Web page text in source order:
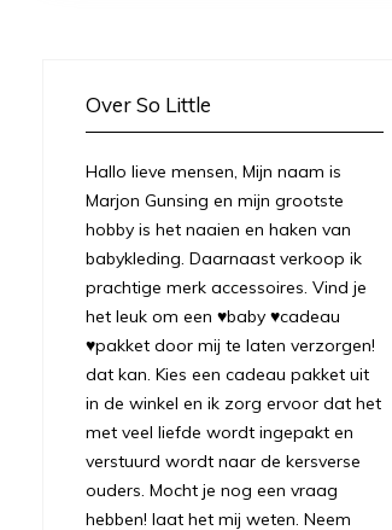
Over So Little
Hallo lieve mensen, Mijn naam is
Marjon Gunsing en mijn grootste
hobby is het naaien en haken van
babykleding. Daarnaast verkoop ik
prachtige merk accessoires. Vind je
het leuk om een ♥baby ♥cadeau
♥pakket door mij te laten verzorgen!
dat kan. Kies een cadeau pakket uit
in de winkel en ik zorg ervoor dat het
met veel liefde wordt ingepakt en
verstuurd wordt naar de kersverse
ouders. Mocht je nog een vraag
hebben! laat het mij weten. Neem